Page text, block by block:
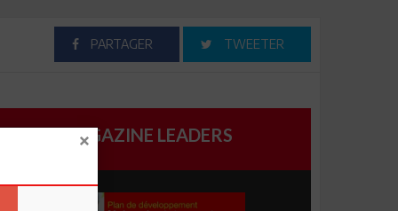
PARTAGER TWEETER
MAGAZINE LEADERS